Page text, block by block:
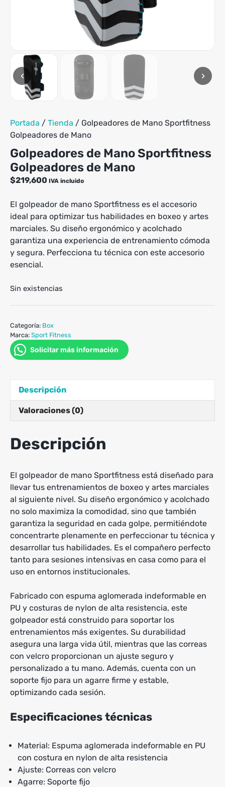
múltiples
variantes.
Las
opciones
pueden
elegir
en
página
producto
‹ ›
Portada / Tienda / Golpeadores de Mano Sportfitness
Golpeadores de Mano
Golpeadores de Mano Sportfitness
Golpeadores de Mano
$219,600 IVA incluido
El golpeador de mano Sportfitness es el accesorio
ideal para optimizar tus habilidades en boxeo y artes
marciales. Su diseño ergonómico y acolchado
garantiza una experiencia de entrenamiento cómoda
y segura. Perfecciona tu técnica con este accesorio
esencial.
Sin existencias
Categoría: Box
Marca: Sport Fitness
Solicitar más información
Descripción
Valoraciones (0)
Descripción
El golpeador de mano Sportfitness está diseñado para
llevar tus entrenamientos de boxeo y artes marciales
al siguiente nivel. Su diseño ergonómico y acolchado
no solo maximiza la comodidad, sino que también
garantiza la seguridad en cada golpe, permitiéndote
concentrarte plenamente en perfeccionar tu técnica y
desarrollar tus habilidades. Es el compañero perfecto
tanto para sesiones intensivas en casa como para el
uso en entornos institucionales.
Fabricado con espuma aglomerada indeformable en
PU y costuras de nylon de alta resistencia, este
golpeador está construido para soportar los
entrenamientos más exigentes. Su durabilidad
asegura una larga vida útil, mientras que las correas
con velcro proporcionan un ajuste seguro y
personalizado a tu mano. Además, cuenta con un
soporte fijo para un agarre firme y estable,
optimizando cada sesión.
Especificaciones técnicas
Material: Espuma aglomerada indeformable en PU
con costura en nylon de alta resistencia
Ajuste: Correas con velcro
Agarre: Soporte fijo